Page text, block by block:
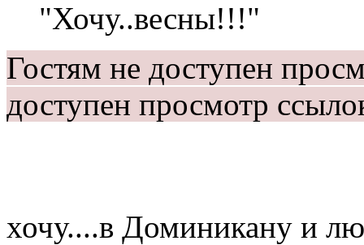
"Хочу..весны!!!"
Гостям не доступен
доступен просмотр
хочу....в Доминикану и